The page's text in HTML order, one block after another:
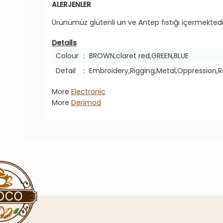
ALERJENLER
Ürünümüz glütenli un ve Antep fıstığı
Details
Colour : BROWN,claret red,GREEN,BLUE
Detail
:
More Electronic
More Derimod